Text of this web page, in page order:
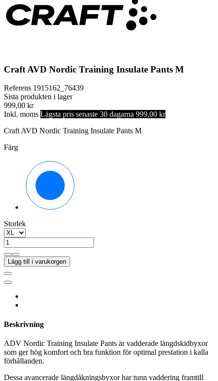
Craft AVD Nordic Training Insulate Pants M
Referens 1915162_76439
Sista produkten i lager
999,00 kr
Inkl. moms Lägsta pris senaste 30 dagarna 999,00 kr
Craft AVD Nordic Training Insulate Pants M
Färg
Storlek
Lägg till i varukorgen
Beskrivning
ADV Nordic Training Insulate Pants är vadderade längdskidbyxor
som ger hög komfort och bra funktion för optimal prestation i kalla
förhållanden.
Dessa avancerade längdåkningsbyxor har tunn vaddering framtill